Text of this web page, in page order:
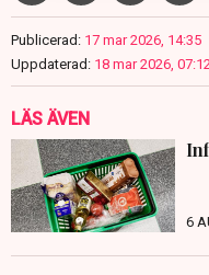
Publicerad: 17 mar 2026, 14:35
Uppdaterad: 18 mar 2026,
LÄS ÄVEN
6